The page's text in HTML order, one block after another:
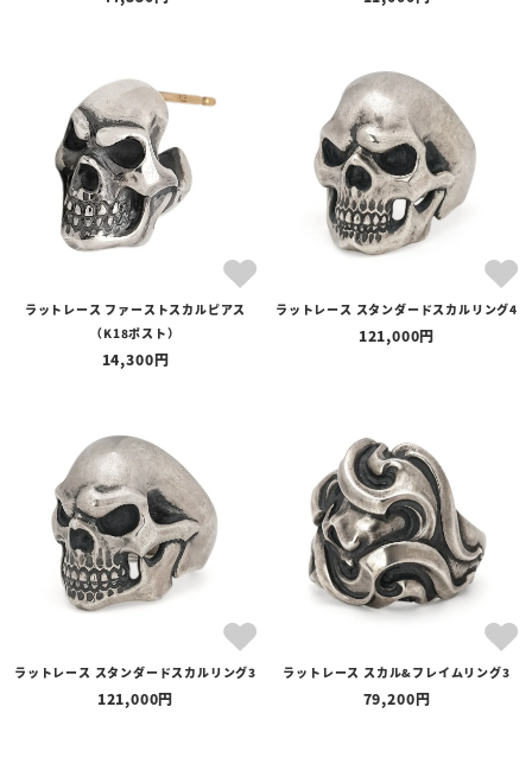
ラットレース ファーストスカルピアス
（K18ポスト）
14,300
ラットレース スタンダードスカルリング4
121,000
ラットレース スタンダードスカルリング3
121,000
ラットレース スカル&フレイムリング3
79,200